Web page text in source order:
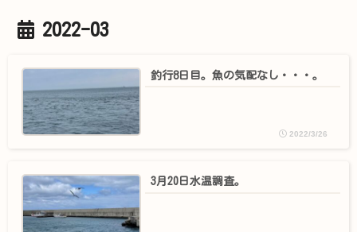
2022-03
釣行8日目。魚の気配なし・・・。
2022/3/26
3月20日水温調査。